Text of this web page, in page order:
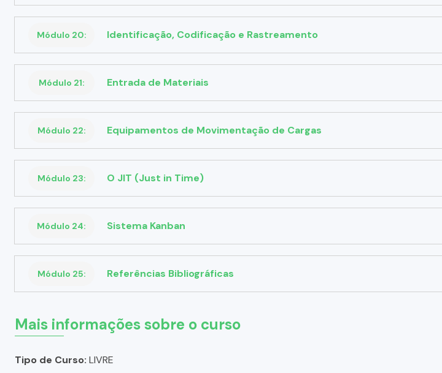
Módulo 20: Identificação, Codificação e Rastreamento
Módulo 21: Entrada de Materiais
Módulo 22: Equipamentos de Movimentação de Cargas
Módulo 23: O JIT (Just in Time)
Módulo 24: Sistema Kanban
Módulo 25: Referências Bibliográficas
Mais informações sobre o curso
Tipo de Curso: LIVRE